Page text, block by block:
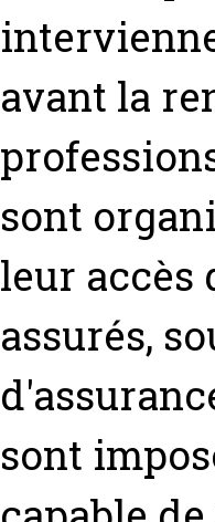
avant la
sont
leur accès
assurés,
sont